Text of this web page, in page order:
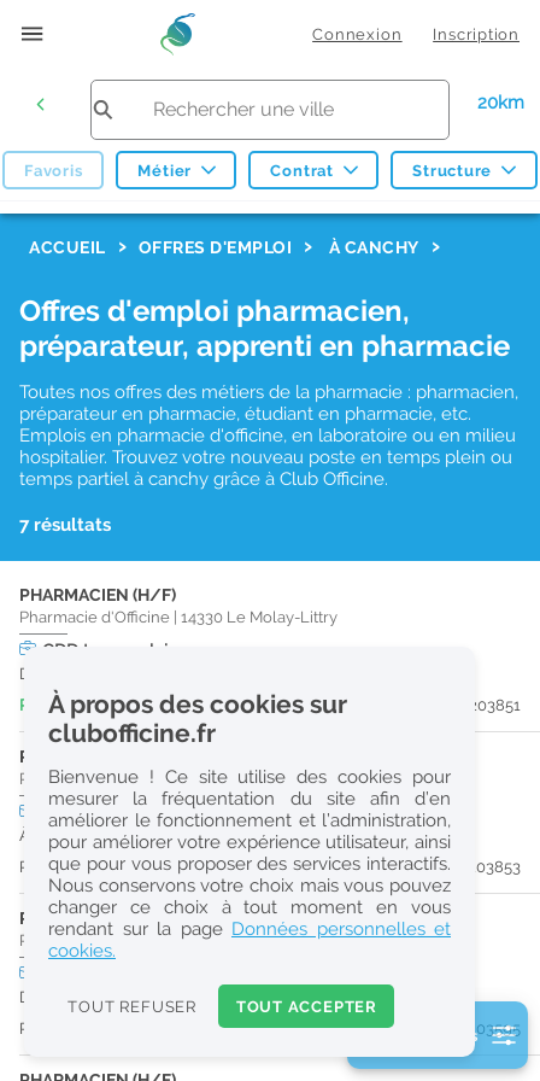
Connexion Inscription
20km
Favoris Métier Contrat Structure
Réinitialiser
2
0
k
Consulter les offres de la France d'outre-mer
ACCUEIL OFFRES D'EMPLOI À CANCHY
Offres d'emploi pharmacien,
préparateur, apprenti en pharmacie
Toutes nos offres des métiers de la pharmacie : pharmacien,
préparateur en pharmacie, étudiant en pharmacie, etc.
Emplois en pharmacie d'officine, en laboratoire ou en milieu
hospitalier. Trouvez votre nouveau poste en temps plein ou
temps partiel à canchy grâce à Club Officine.
7 résultats
PHARMACIEN (H/F)
Pharmacie d'Officine 14330 Le Molay-Littry
CDD temps plein
Du 29/11/26 au 29/12/26
Publiée il y a 7 jour(s)
#203851
PHARMACIEN (H/F)
Pharmacie d'Officine|14330Le Molay-Littry
temps plein
À partir du 29/09/26
Publiée il y a 8 jour(s)
#203853
PHARMACIEN (H/F)
Pharmacie d'Officine 14330 Le Molay-Littry
Dès que possible
Publiée il y a 10 jour(s)
#203595
2 filtre(s) actifs
À propos des cookies sur
clubofficine.fr
Bienvenue ! Ce site utilise des cookies pour
mesurer la fréquentation du site afin d’en
améliorer le fonctionnement et l’administration,
pour améliorer votre expérience utilisateur, ainsi
que pour vous proposer des services interactifs.
Nous conservons votre choix mais vous pouvez
changer ce choix à tout moment en vous
rendant sur la page Données personnelles et
cookies.
TOUT REFUSER TOUT ACCEPTER